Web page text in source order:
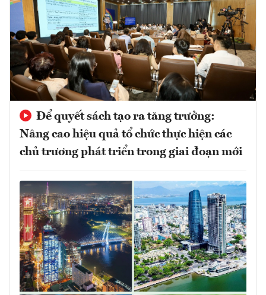
Để quyết sách tạo ra tăng trưởng:
Nâng cao hiệu quả tổ chức thực hiện các
chủ trương phát triển trong giai đoạn mới